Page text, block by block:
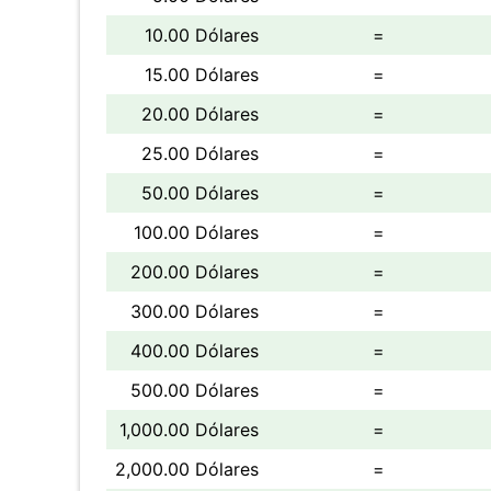
10.00 Dólares
=
15.00 Dólares
=
20.00 Dólares
=
25.00 Dólares
=
50.00 Dólares
=
100.00 Dólares
=
200.00 Dólares
=
300.00 Dólares
=
400.00 Dólares
=
500.00 Dólares
=
1,000.00 Dólares
=
2,000.00 Dólares
=